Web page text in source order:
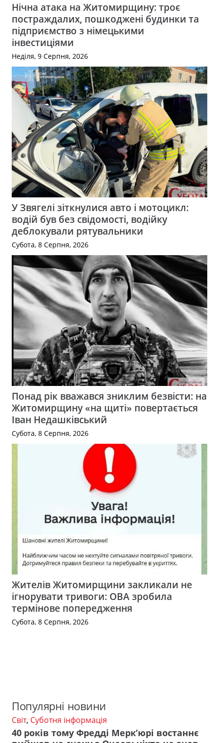
Нічна атака на Житомирщину: троє
постраждалих, пошкоджені будинки та
підприємство з німецькими
інвестиціями
Неділя, 9 Серпня, 2026
У Звягелі зіткнулися авто і мотоцикл:
водій був без свідомості, водійку
деблокували рятувальники
Субота, 8 Серпня, 2026
Понад рік вважався зниклим безвісти: на
Житомирщину «на щиті» повертається
Іван Недашківський
Субота, 8 Серпня, 2026
Жителів Житомирщини закликали не
ігнорувати тривоги: ОВА зробила
термінове попередження
Субота, 8 Серпня, 2026
Популярні новини
Світ, Суботня інформація
40 років тому Фредді Мерк’юрі востаннє